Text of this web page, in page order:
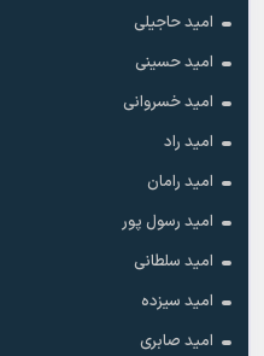
امید حاجیلی
امید حسینی
امید خسروانی
امید راد
امید رامان
امید رسول پور
امید سلطانی
امید سیزده
امید صابری